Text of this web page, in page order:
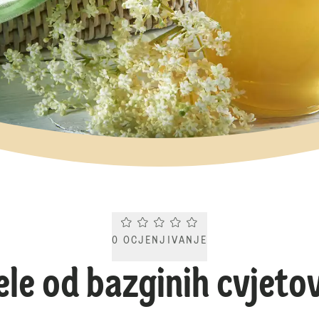
Current rating 0.0. Click to rate.
0 OCJENJIVANJE
od bazginih